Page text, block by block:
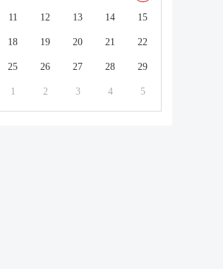
11 12 13 14 15
18 19 20 21 22
25 26 27 28 29
1 2 3 4 5